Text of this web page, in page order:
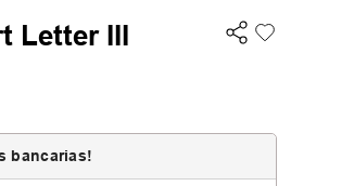
Letter III
bancarias!